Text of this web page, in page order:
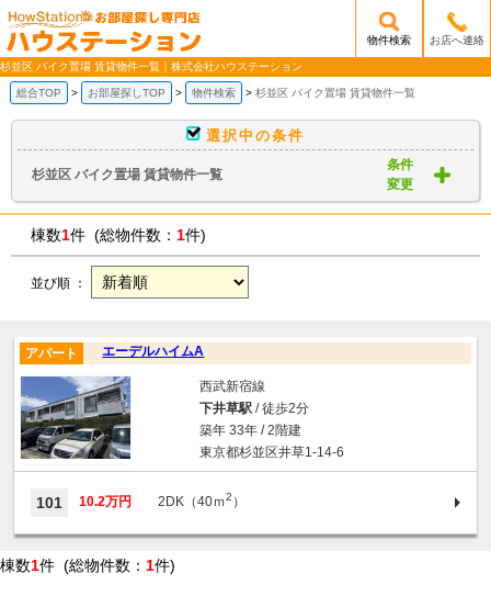
/mobile_img/head-logo.png
物件検索 お店へ連絡
杉並区 バイク置場 賃貸物件一覧｜株式会社ハウステーション
総合TOP お部屋探しTOP 物件検索 杉並区 バイク置場 賃貸物件一覧
選択中の条件
杉並区 バイク置場 賃貸物件一覧
条件
変更
棟数1件 (総物件数： 1件)
並び順 ：
エーデルハイムA
アパート
西武新宿線
下井草駅/ 徒歩2分
築年 33年 / 2階建
東京都杉並区井草1-14-6
101 10.2万円 2DK（40ｍ2 ）
棟数1件 (総物件数： 1件)